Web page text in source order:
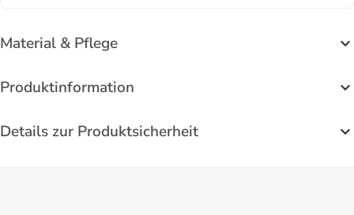
Material & Pflege
Produktinformation
Details zur Produktsicherheit